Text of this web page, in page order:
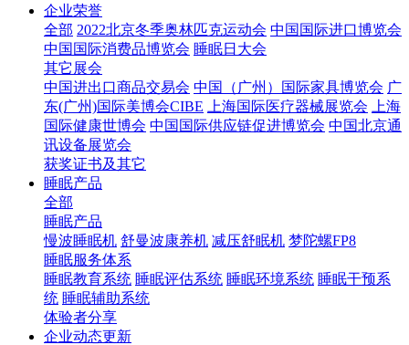
企业荣誉
全部 2022北京冬季奥林匹克运动会 中国国际进口博览会
中国国际消费品博览会 睡眠日大会
其它展会
中国进出口商品交易会 中国（广州）国际家具博览会 广
东(广州)国际美博会CIBE
上海国际医疗器械展览会
上海
国际健康世博会 中国国际供应链促进博览会 中国北京通
讯设备展览会
获奖证书及其它
睡眠产品
全部
睡眠产品
慢波睡眠机 舒曼波康养机 减压舒眠机 梦陀螺FP8
睡眠服务体系
睡眠教育系统 睡眠评估系统 睡眠环境系统 睡眠干预系
统 睡眠辅助系统
体验者分享
企业动态更新